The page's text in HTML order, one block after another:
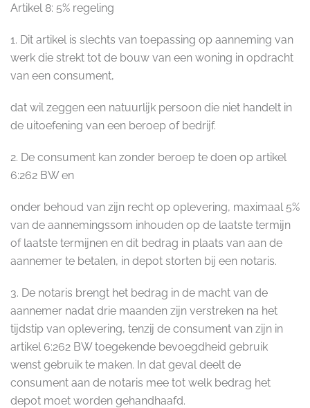
Artikel 8: 5% regeling
1. Dit artikel is slechts van toepassing op aanneming van
werk die strekt tot de bouw van een woning in opdracht
van een consument,
dat wil zeggen een natuurlijk persoon die niet handelt in
de uitoefening van een beroep of bedrijf.
2. De consument kan zonder beroep te doen op artikel
6:262 BW en
onder behoud van zijn recht op oplevering, maximaal 5%
van de aannemingssom inhouden op de laatste termijn
of laatste termijnen en dit bedrag in plaats van aan de
aannemer te betalen, in depot storten bij een notaris.
3. De notaris brengt het bedrag in de macht van de
aannemer nadat drie maanden zijn verstreken na het
tijdstip van oplevering, tenzij de consument van zijn in
artikel 6:262 BW toegekende bevoegdheid gebruik
wenst gebruik te maken. In dat geval deelt de
consument aan de notaris mee tot welk bedrag het
depot moet worden gehandhaafd.